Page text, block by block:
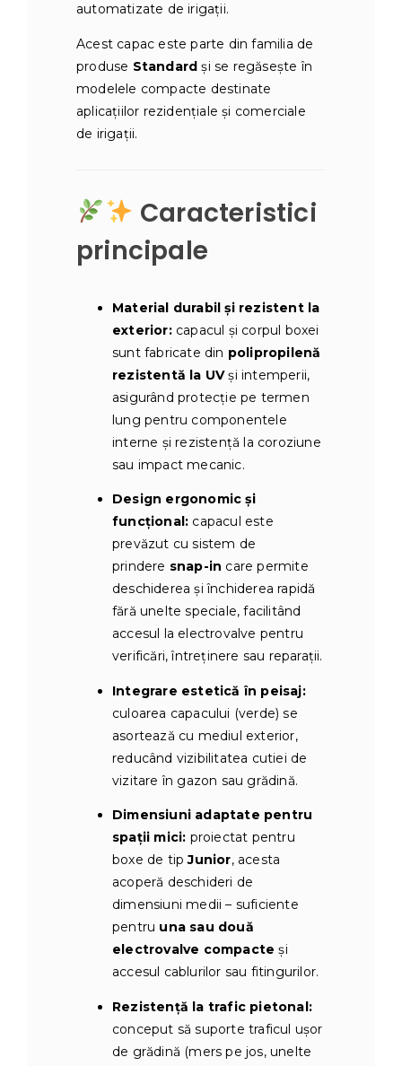
automatizate de irigații.
Acest capac este parte din familia de
produse Standardși se regăsește în
modelele compacte destinate
aplicațiilor rezidențiale și comerciale
de irigații.
Caracteristici
principale
Material durabil și rezistent la
exterior:capacul și corpul boxei
sunt fabricate din polipropilenă
rezistentă la UVși intemperii,
asigurând protecție pe termen
lung pentru componentele
interne și rezistență la coroziune
sau impact mecanic.
Design ergonomic și
funcțional: capacul este
prevăzut cu sistem de
prindere snap-in care permite
deschiderea și închiderea rapidă
fără unelte speciale, facilitând
accesul la electrovalve pentru
verificări, întreținere sau reparații.
Integrare estetică în peisaj:
culoarea capacului (verde) se
asortează cu mediul exterior,
reducând vizibilitatea cutiei de
vizitare în gazon sau grădină.
Dimensiuni adaptate pentru
spații mici: proiectat pentru
boxe de tipJunior, acesta
acoperă deschideri de
dimensiuni medii – suficiente
pentru una sau două
electrovalve compacte și
accesul cablurilor sau fitingurilor.
Rezistență la trafic pietonal:
conceput să suporte traficul ușor
de grădină (mers pe jos, unelte